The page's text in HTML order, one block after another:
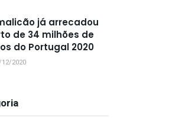
já arrecadou
de 34 milhões de
do Portugal 2020
2020